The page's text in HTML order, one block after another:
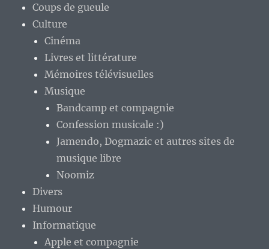
Coups de gueule
Culture
Cinéma
Livres et littérature
Mémoires télévisuelles
Musique
Bandcamp et compagnie
Confession musicale :)
Jamendo, Dogmazic et autres sites de
musique libre
Noomiz
Divers
Humour
Informatique
Apple et compagnie